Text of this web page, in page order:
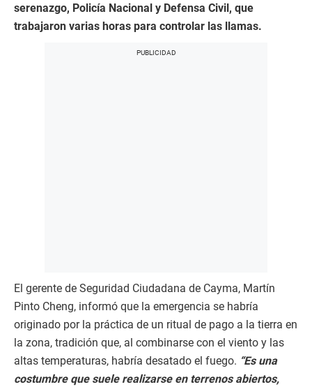
serenazgo, Policía Nacional y Defensa Civil, que
trabajaron varias horas para controlar las llamas.
El gerente de Seguridad Ciudadana de Cayma, Martín
Pinto Cheng, informó que la emergencia se habría
originado por la práctica de un ritual de pago a la tierra en
la zona, tradición que, al combinarse con el viento y las
altas temperaturas, habría desatado el fuego. “Es una
costumbre que suele realizarse en terrenos abiertos,